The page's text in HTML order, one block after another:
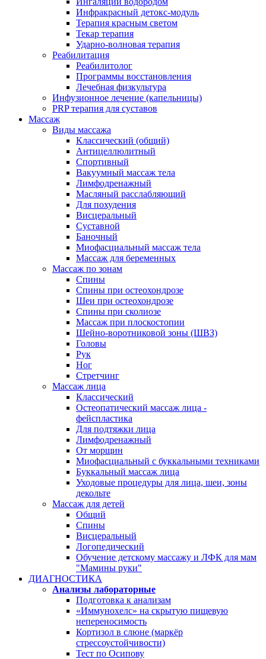
Инфракрасный детокс-модуль
Терапия красным светом
Текар терапия
Ударно-волновая терапия
Реабилитация
Реабилитолог
Программы восстановления
Лечебная физкультура
Инфузионное лечение (капельницы)
PRP терапия для суставов
Массаж
Виды массажа
Классический (общий)
Антицеллюлитный
Спортивный
Вакуумный массаж тела
Лимфодренажный
Масляный расслабляющий
Для похудения
Висцеральный
Суставной
Баночный
Миофасциальный массаж тела
Массаж для беременных
Массаж по зонам
Спины
Спины при остеохондрозе
Шеи при остеохондрозе
Спины при сколиозе
Массаж при плоскостопии
Шейно-воротниковой зоны (ШВЗ)
Головы
Рук
Ног
Стретчинг
Массаж лица
Классический
Остеопатический массаж лица -
фейспластика
Для подтяжки лица
Лимфодренажный
От морщин
Миофасциальный с буккальными техниками
Буккальный массаж лица
Уходовые процедуры для лица, шеи, зоны
декольте
Массаж для детей
Общий
Спины
Висцеральный
Логопедический
Обучение детскому массажу и ЛФК для мам
"Мамины руки"
ДИАГНОСТИКА
Анализы лабораторные
Подготовка к анализам
«Иммунохелс» на скрытую пищевую
непереносимость
Кортизол в слюне (маркёр
стрессоустойчивости)
Тест по Осипову